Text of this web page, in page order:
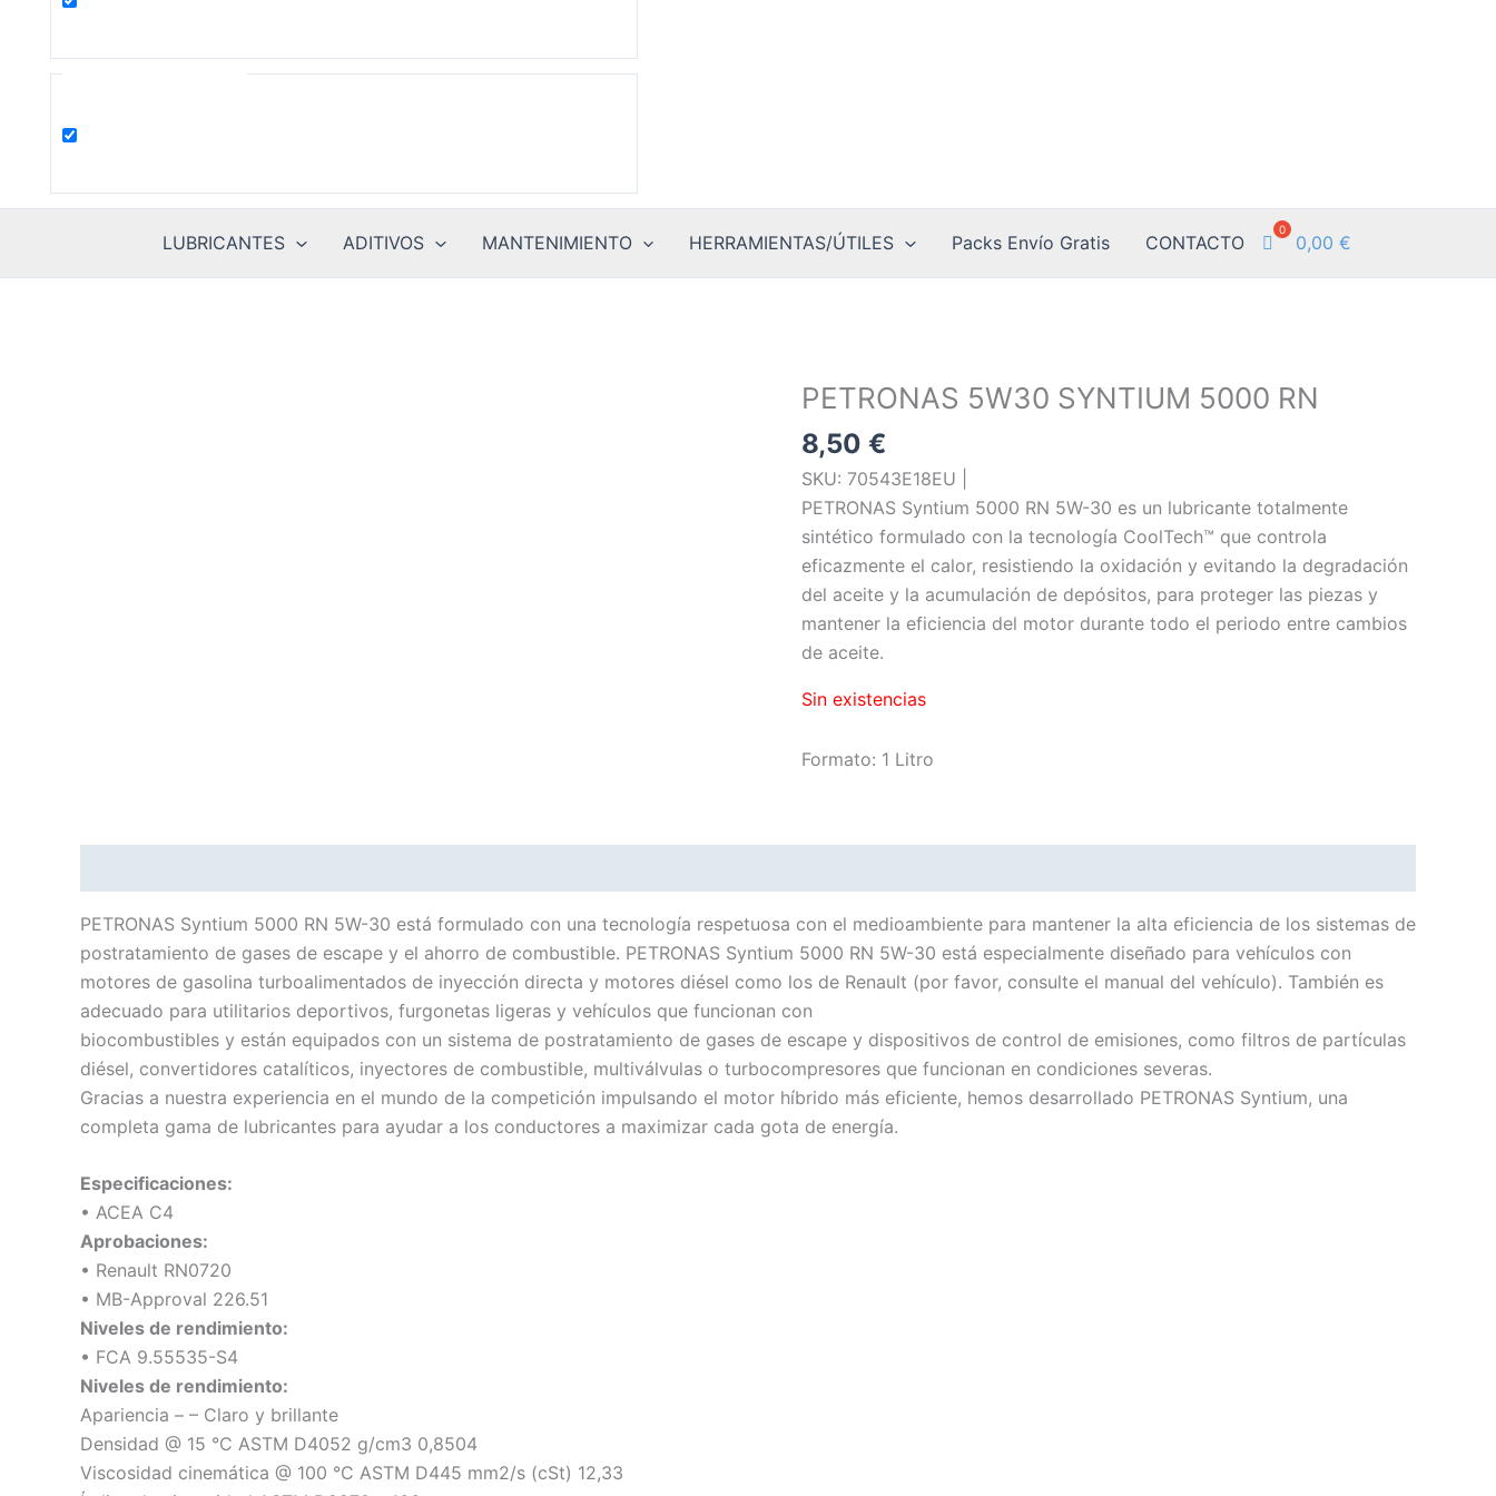
LUBRICANTES ADITIVOS MANTENIMIENTO HERRAMIENTAS/ÚTILES Packs Envío Gratis CONTACTO 0,00 €
PETRONAS 5W30 SYNTIUM 5000 RN
8,50 €
SKU: 70543E18EU |
PETRONAS Syntium 5000 RN 5W-30 es un lubricante totalmente
sintético formulado con la tecnología CoolTech™ que controla
eficazmente el calor, resistiendo la oxidación y evitando la degradación
del aceite y la acumulación de depósitos, para proteger las piezas y
mantener la eficiencia del motor durante todo el periodo entre cambios
de aceite.
Sin existencias
Formato: 1 Litro
PETRONAS Syntium 5000 RN 5W-30 está formulado con una tecnología respetuosa con el medioambiente para mantener la alta eficiencia de los sistemas de
postratamiento de gases de escape y el ahorro de combustible. PETRONAS Syntium 5000 RN 5W-30 está especialmente diseñado para vehículos con
motores de gasolina turboalimentados de inyección directa y motores diésel como los de Renault (por favor, consulte el manual del vehículo). También es
adecuado para utilitarios deportivos, furgonetas ligeras y vehículos que funcionan con
biocombustibles y están equipados con un sistema de postratamiento de gases de escape y dispositivos de control de emisiones, como filtros de partículas
diésel, convertidores catalíticos, inyectores de combustible, multiválvulas o turbocompresores que funcionan en condiciones severas.
Gracias a nuestra experiencia en el mundo de la competición impulsando el motor híbrido más eficiente, hemos desarrollado PETRONAS Syntium, una
completa gama de lubricantes para ayudar a los conductores a maximizar cada gota de energía.
Especificaciones:
• ACEA C4
Aprobaciones:
• Renault RN0720
• MB-Approval 226.51
Niveles de rendimiento:
• FCA 9.55535-S4
Niveles de rendimiento:
Apariencia – – Claro y brillante
Densidad @ 15 °C ASTM D4052 g/cm3 0,8504
Viscosidad cinemática @ 100 °C ASTM D445 mm2/s (cSt) 12,33